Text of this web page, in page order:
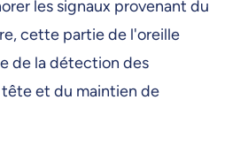
les signaux provenant du
cette partie de l'oreille
de la détection des
et du maintien de